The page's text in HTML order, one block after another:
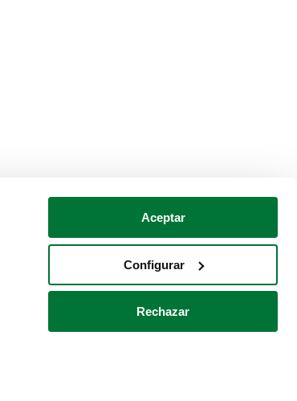
Aceptar
Configurar
Rechazar